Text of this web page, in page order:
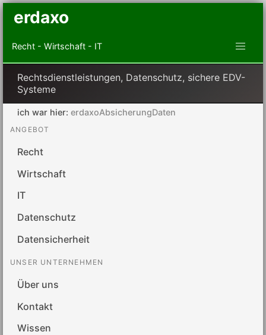
erdaxo
Recht - Wirtschaft - IT
Rechtsdienstleistungen, Datenschutz, sichere EDV-
Systeme
ich war hier: erdaxoAbsicherungDaten
ANGEBOT
Recht
Wirtschaft
IT
Datenschutz
Datensicherheit
UNSER UNTERNEHMEN
Über uns
Kontakt
Wissen